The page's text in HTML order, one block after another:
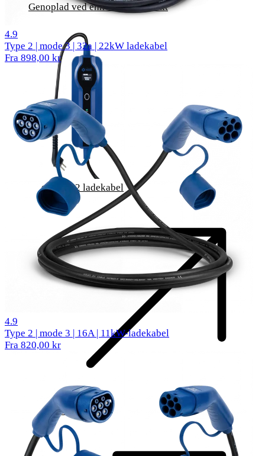
Genoplad ved enhver stikkontakt
Type 2 ladekabel
Komponenter
4.9 518 anmeldelser
Type 2 | mode 3 | 32a | 22kW ladekabel
Fra 898,00 kr
4.9
Type 2 | mode 3 | 16A | 11kW-ladekabel
Fra 820,00 kr